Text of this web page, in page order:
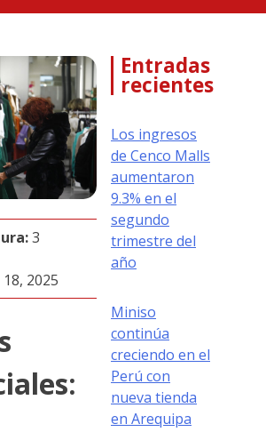
3
2025
Entradas
recientes
Los ingresos
de Cenco Malls
aumentaron
9.3% en el
segundo
trimestre del
año
Miniso
continúa
creciendo en el
Perú con
nueva tienda
en Arequipa